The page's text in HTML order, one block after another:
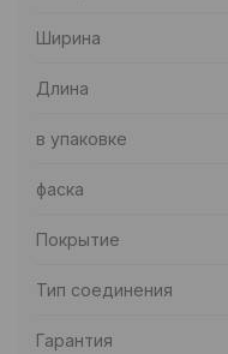
Ширина
Длина
в упаковке
фаска
Покрытие
Тип соединения
Гарантия